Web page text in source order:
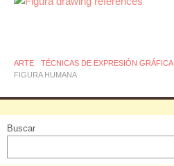
ARTE
TÉCNICAS DE EXPRESIÓN GRÁFICA
FIGURA HUMANA
Buscar